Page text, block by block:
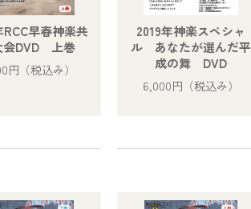
RCC早春神楽共
会DVD 上巻
円 （税込み）
2019年神楽スペシャ
ル あなたが選んだ平
成の舞 DVD
6,000円 （税込み）